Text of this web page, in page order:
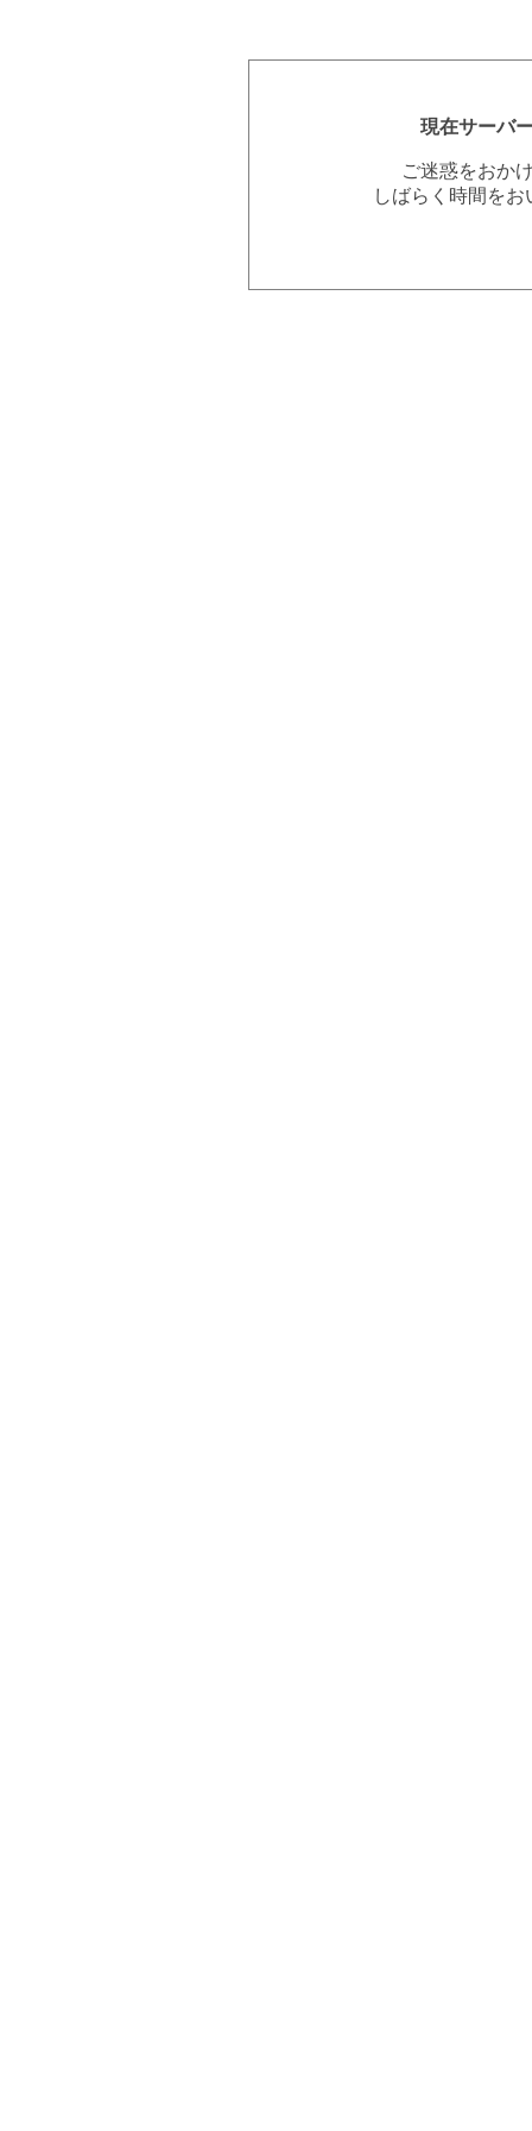
現在サーバ
ご迷惑をおか
しばらく時間を